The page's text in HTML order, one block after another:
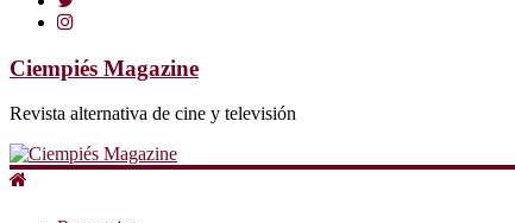
Ciempiés Magazine
Revista alternativa de cine y televisión